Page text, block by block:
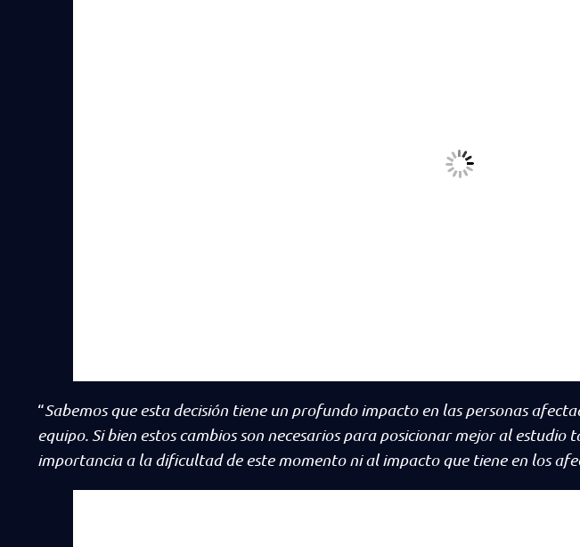
“Sabemos que esta decisión tiene un profundo impacto en las personas
equipo. Si bien estos cambios son necesarios para posicionar mejor al
importancia a la dificultad de este momento ni al impacto que tiene en los